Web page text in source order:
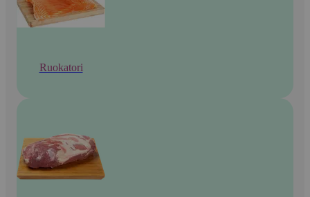
Ruokatori